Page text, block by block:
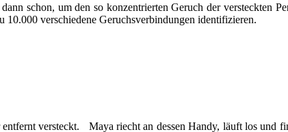
schon, um den so konzentrierten Geruch der versteckten
verschiedene Geruchsverbindungen identifizieren.
versteckt. Maya riecht an dessen Handy, läuft los und